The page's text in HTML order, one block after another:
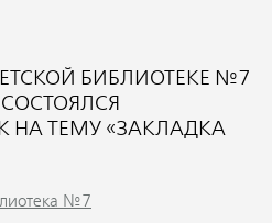
БИБЛИОТЕКЕ №7
НА ТЕМУ «ЗАКЛАДКА
№7